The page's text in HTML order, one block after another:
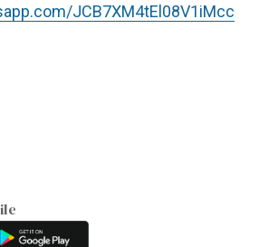
JCB7XM4tEl08V1iMcc